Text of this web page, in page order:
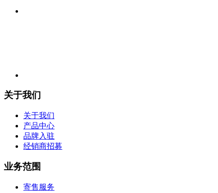
关于我们
关于我们
产品中心
品牌入驻
经销商招募
业务范围
寄售服务